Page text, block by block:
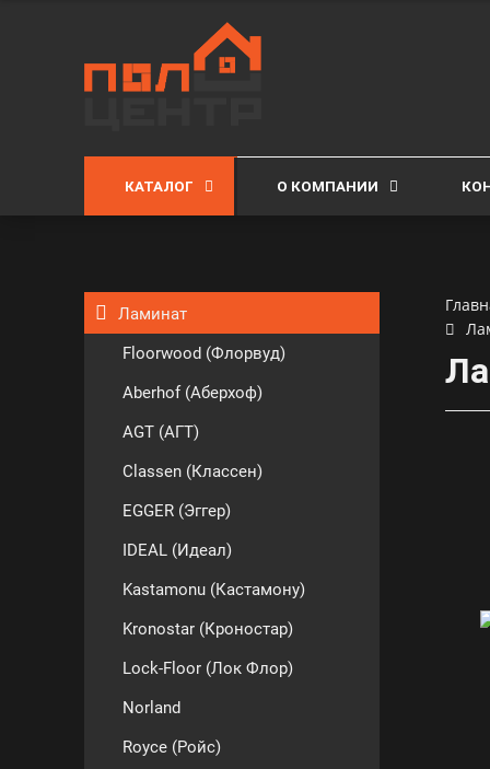
КАТАЛОГ О КОМПАНИИ
Ламинат
Floorwood (Флорвуд)
Aberhof (Аберхоф)
AGT (АГТ)
Classen (Классен)
EGGER (Эггер)
IDEAL (Идеал)
Kastamonu (Кастамону)
Kronostar (Кроностар)
Lock-Floor (Лок Флор)
Norland
Royce (Ройс)